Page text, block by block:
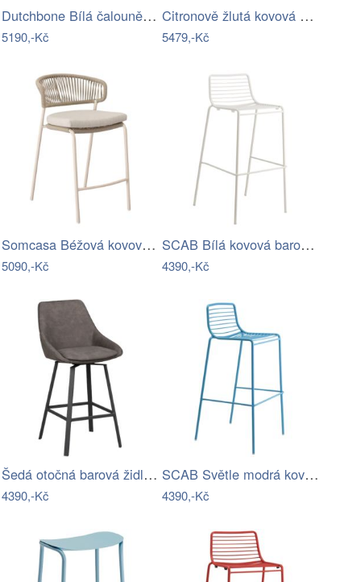
Dutchbone Bílá čalouněná barová židle…
5190,-Kč
Citronově žlutá kovová skládací barová…
5479,-Kč
Somcasa Béžová kovová barová židle…
5090,-Kč
SCAB Bílá kovová barová židle Summer 75…
4390,-Kč
Šedá otočná barová židle ROWICO ALISON…
4390,-Kč
SCAB Světle modrá kovová barová židle…
4390,-Kč